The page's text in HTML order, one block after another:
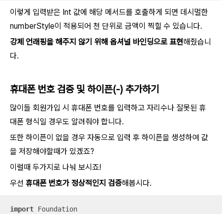
이렇게 입력받은 Int 값에 해당 메서드를 호출하게 되면 데시멀한
numberStyle이 적용되어 천 단위로 금액이 찍힐 수 있습니다.
강제 언래핑을 해주지 않기 위해 옵셔널 바인딩으로 표현해줬습니
다.
휴대폰 번호 검증 및 하이픈(-) 추가하기
많이들 회원가입 시 휴대폰 번호를 입력하고 자리수나 잘못된 휴
대폰 형식일 경우도 알려줘야 합니다.
또한 하이픈이 없을 경우 자동으로 입력 후 하이픈을 생성하여 값
을 저장해야할때가 있겠죠?
이럴때 두가지로 나눠 보시죠!
우선 휴대폰 번호가 정상적인지 검증해봅시다.
import Foundation